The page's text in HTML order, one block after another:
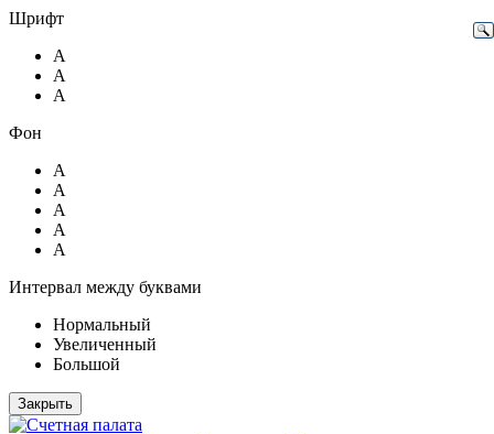
Шрифт
А
А
А
Фон
А
А
А
А
А
Интервал между буквами
Нормальный
Увеличенный
Большой
Закрыть